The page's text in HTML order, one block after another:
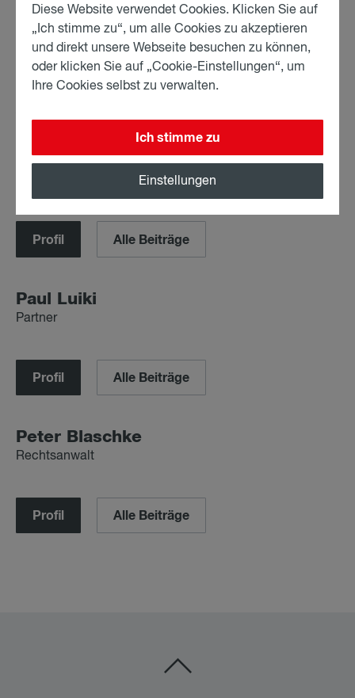
Share:
Mar­kus Fell­ner
Profil Alle Beiträge
Paul Lui­ki
Partner
Profil Alle Beiträge
Pe­ter Blasch­ke
Rechtsanwalt
Profil Alle Beiträge
Diese Website verwendet Cookies. Klicken Sie auf
„Ich stimme zu“, um alle Cookies zu akzeptieren
und direkt unsere Webseite besuchen zu können,
oder klicken Sie auf „Cookie-Einstellungen“, um
Ihre Cookies selbst zu verwalten.
Ich stimme zu
Einstellungen